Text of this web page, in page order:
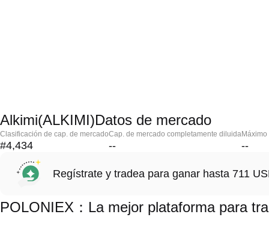
Alkimi(ALKIMI)Datos de mercado
Clasificación de cap. de mercado
#4,434
Cap. de mercado completamente diluida
-- --
Regístrate y tradea para ganar hasta 711
POLONIEX：La mejor plataforma para